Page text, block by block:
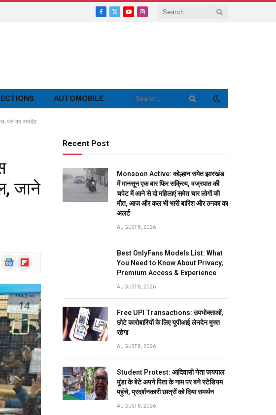
Facebook
X
YouTubeInstagram
AUTOMOBILE
पल का अपडेट
जाने
GoogleFlipboard
Recent Post
Monsoon Active: कोल्हान समेत झारखंड
में मानसून एक बार फिर सक्रिय, वज्रपात की
चपेट में आने से दो महिलाएं समेत चार लोगों की
मौत, आज और कल भी भारी बारिश और ठनका का
अलर्ट
AUGUST 8, 2026
Best OnlyFans Models List: What
You Need to Know About Privacy,
Premium Access & Experience
AUGUST 8, 2026
Free UPI Transactions: उपभोक्ताओं,
छोटे कारोबारियों के लिए यूपीआई लेनदेन मुफ्त
रहेगा
AUGUST 8, 2026
Student Protest: आदिवासी नेता जयपाल
मुंडा के बेटे अपने पिता के नाम पर बने स्टेडियम
पहुंंचे, प्रदर्शनकारी छात्रों को दिया समर्थन
AUGUST 8, 2026